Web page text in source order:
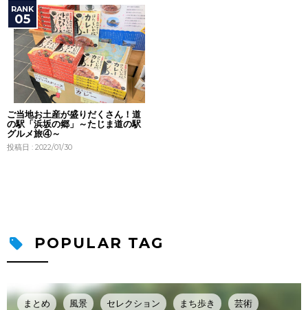
ご当地お土産が盛りだくさん！道
の駅「浜坂の郷」～たじま道の駅
グルメ旅④～
投稿日 : 2022/01/30
POPULAR TAG
まとめ 風景 セレクション まち歩き 芸術